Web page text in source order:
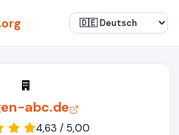
.org
abc.de
4,63 / 5,00